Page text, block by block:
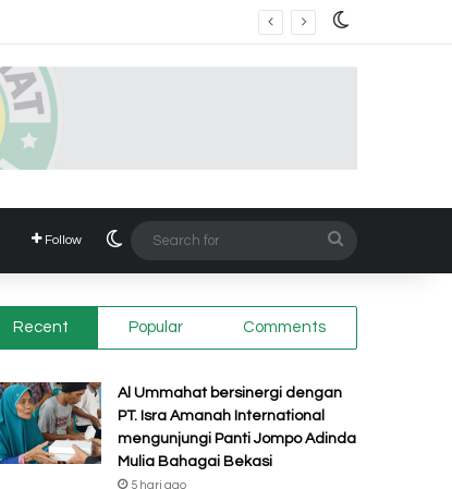
Follow Switch skin
for
Recent Popular Comments
Al Ummahat bersinergi dengan
PT. Isra Amanah International
mengunjungi Panti Jompo Adinda
Mulia Bahagai Bekasi
5 hari ago